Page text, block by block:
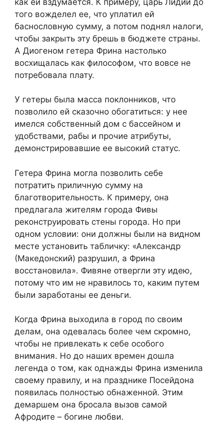
того вожделел ее, что уплатил ей
баснословную сумму, а потом поднял налоги,
чтобы закрыть эту брешь в бюджете страны.
А Диогеном гетера Фрина настолько
восхищалась как философом, что вовсе не
потребовала плату.
У гетеры была масса поклонников, что
позволило ей сказочно обогатиться: у нее
имелся собственный дом с бассейном и
удобствами, рабы и прочие атрибуты,
демонстрировавшие ее высокий статус.
Гетера Фрина могла позволить себе
потратить приличную сумму на
благотворительность. К примеру, она
предлагала жителям города Фивы
реконструировать стены города. Но при
одном условии: они должны были на видном
месте установить табличку: «Александр
(Македонский) разрушил, а Фрина
восстановила». Фивяне отвергли эту идею,
потому что им не нравилось то, каким путем
были заработаны ее деньги.
Когда Фрина выходила в город по своим
делам, она одевалась более чем скромно,
чтобы не привлекать к себе особого
внимания. Но до наших времен дошла
легенда о том, как однажды Фрина изменила
своему правилу, и на празднике Посейдона
появилась полностью обнаженной. Этим
демаршем она бросала вызов самой
Афродите – богине любви.